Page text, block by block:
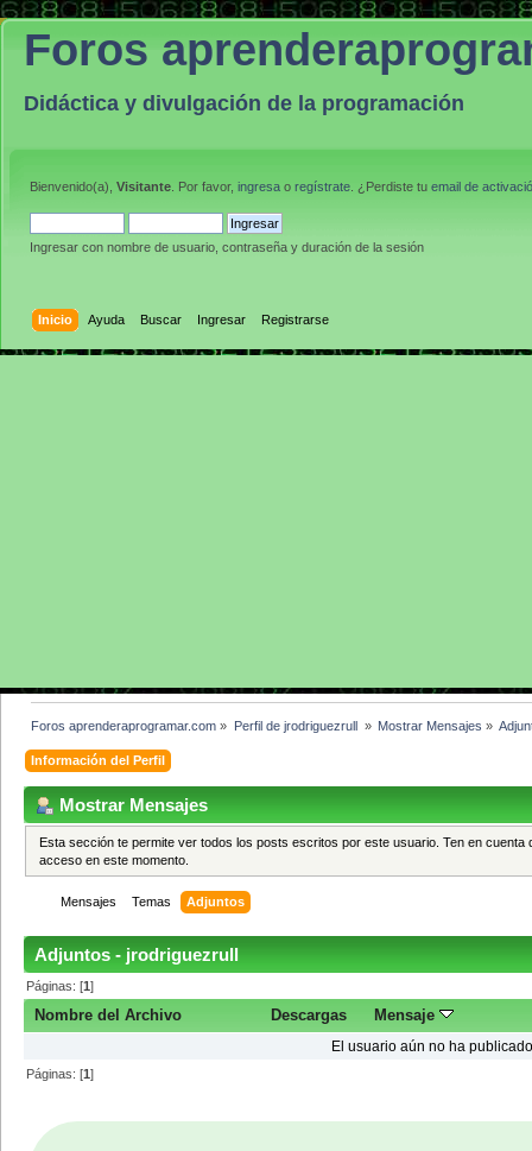
Foros
Didáctica y divulgación de la programación
Bienvenido(a), Visitante . Por favor, ingresa o regístrate . ¿Perdiste tu email de
Ingresar con nombre de usuario, contraseña y duración de la sesión
Inicio Ayuda Buscar Ingresar Registrarse
Foros aprenderaprogramar.com » Perfil de jrodriguezrull » Mostrar Mensajes »
Información del Perfil
Mostrar Mensajes
Esta sección te permite ver todos los posts escritos por este usuario. Ten en
acceso en este momento.
Mensajes Temas Adjuntos
Adjuntos - jrodriguezrull
Páginas: [1]
Nombre del Archivo Descargas Mensaje
El usuario aún no ha
Páginas: [1]